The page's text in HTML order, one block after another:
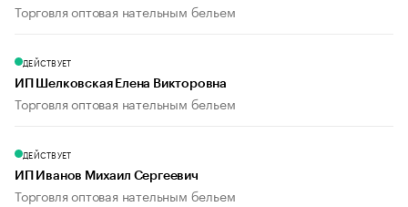
Торговля оптовая нательным бельем
ДЕЙСТВУЕТ
ИП Шелковская Елена Викторовна
Торговля оптовая нательным бельем
ДЕЙСТВУЕТ
ИП Иванов Михаил Сергеевич
Торговля оптовая нательным бельем